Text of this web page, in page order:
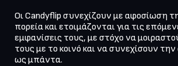
Οι Candyflip συνεχίζουν με αφοσίωση
πορεία και ετοιμάζονται για τις
εμφανίσεις τους, με στόχο να
τους με το κοινό και να συνεχίσουν
ως μπάντα.